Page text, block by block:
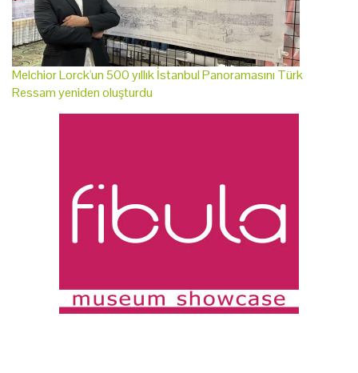
Melchior Lorck'un 500 yıllık İstanbul Panoramasını Türk
Ressam yeniden oluşturdu